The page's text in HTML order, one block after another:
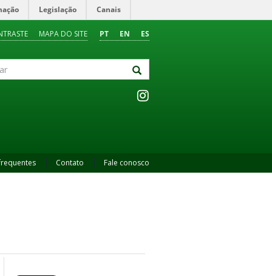
Legislação Canais
PT EN ES
MAPA DO SITE
Contato Fale conosco